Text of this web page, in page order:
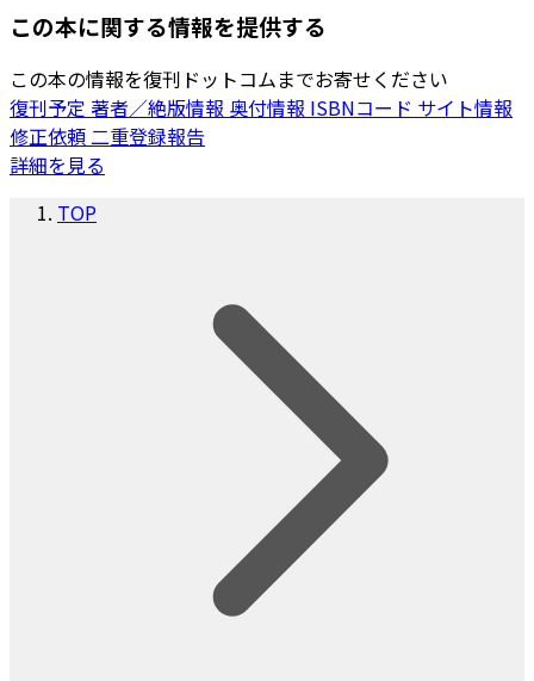
この本に関する情報を提供する
この本の情報を復刊ドットコムまでお寄せください
復刊予定 著者／絶版情報 奥付情報 ISBNコード サイト情報
修正依頼二重登録報告
詳細を見る
TOP